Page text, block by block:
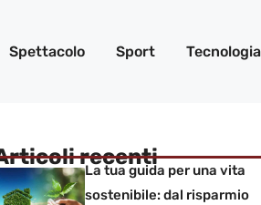
Spettacolo Sport Tecnologia
recenti
La tua guida per una vita
sostenibile: dal risparmio